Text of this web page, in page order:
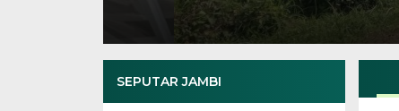
SEPUTAR JAMBI